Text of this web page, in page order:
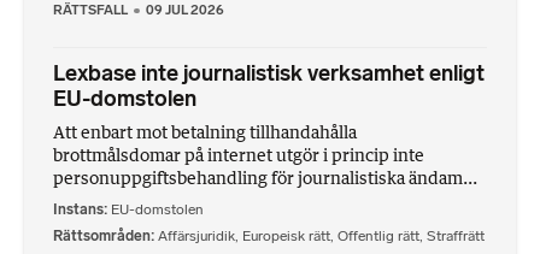
RÄTTSFALL 09 JUL 2026
Lexbase inte journalistisk verksamhet enligt
EU-domstolen
Att enbart mot betalning tillhandahålla
brottmålsdomar på internet utgör i princip inte
personuppgiftsbehandling för journalistiska ändam...
Instans EU-domstolen
Rättsområden Affärsjuridik, Europeisk rätt, Offentlig rätt, Straffrätt